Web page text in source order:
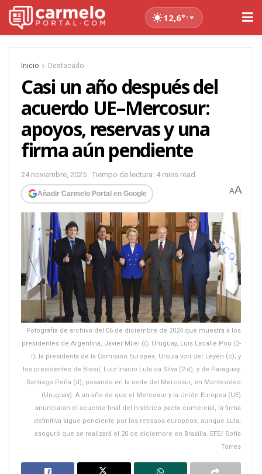
12,6°↑
Inicio Destacado
Casi un año después del
acuerdo UE–Mercosur:
apoyos, reservas y una
firma aún pendiente
24 noviembre, 2025 Tiempo de lectura: 4 mins read
Añadir Carmelo Portal en Google AA
Fotografía de archivo del 06 de diciembre de 2024 que muestra a los
presidentes de Argentina, Javier Milei (i); Uruguay, Luis Lacalle Pou (2-
i); la presidenta de la Comisión Europea, Ursula von der Leyen (c); y
los presidentes de Brasil, Luiz Inácio Lula da Silva (2-d), y de Paraguay,
Santiago Peña (d), posando en la sede del Mercosur, en Montevideo
(Uruguay). A un año de que el Mercosur y la Unión Europea (UE)
anunciaran el acuerdo final del histórico pacto comercial, la firma
definitiva sigue pendiente por los retrasos europeos, aunque Lula,
aseguró que se realizará el 20 de diciembre en Brasilia. EFE/ Sofía
Torres